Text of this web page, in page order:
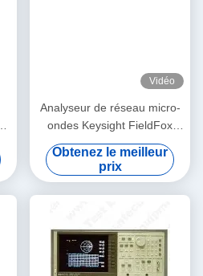
Vidéo
Analyseur de réseau micro-
ondes Keysight FieldFox
portable 18 GHz avec 2
ports et plage dynamique de
91 dB
Obtenez le meilleur
prix